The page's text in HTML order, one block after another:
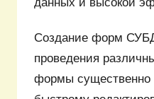
Создание форм
проведения
формы существенно